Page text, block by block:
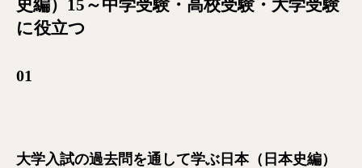
史編）15～中学受験・高校受験・大学受験
に役立つ
01
大学入試の過去問を通して学ぶ日本（日本史編）